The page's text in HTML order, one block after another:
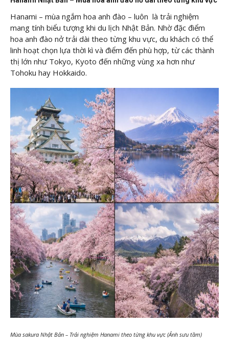
Hanami – mùa ngắm hoa anh đào – luôn là trải nghiệm
mang tính biểu tượng khi du lịch Nhật Bản. Nhờ đặc điểm
hoa anh đào nở trải dài theo từng khu vực, du khách có thể
linh hoạt chọn lựa thời kì và điểm đến phù hợp, từ các thành
thị lớn như Tokyo, Kyoto đến những vùng xa hơn như
Tohoku hay Hokkaido.
Mùa sakura Nhật Bản – Trải nghiệm Hanami theo từng khu vực (Ảnh sưu tầm)